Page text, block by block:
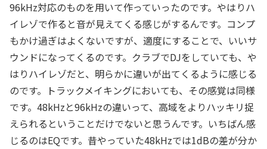
96kHz対応のものを用いて作っていったのです。やはりハ
イレゾで作ると音が見えてくる感じがするんです。コンプ
もかけ過ぎはよくないですが、適度にすることで、いいサ
ウンドになってくるのです。クラブでDJをしていても、や
はりハイレゾだと、明らかに違いが出てくるように感じる
のです。トラックメイキングにおいても、その感覚は同様
です。48kHzと96kHzの違いって、高域をよりハッキリ捉
えられるということだけでないと思うんです。いちばん感
じるのはEQです。昔やっていた48kHzでは1dBの差が分か